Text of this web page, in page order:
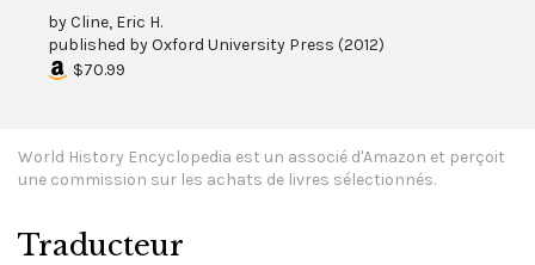
byCline, Eric H.
published byOxford University Press (2012)
$70.99
World History Encyclopedia est un associé d'Amazon et perçoit
une commission sur les achats de livres sélectionnés.
Traducteur